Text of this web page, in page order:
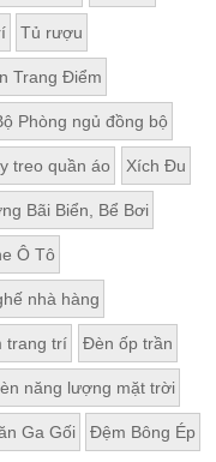
Tủ rượu
Trang Điểm
Phòng ngủ đồng bộ
treo quần áo Xích Đu
Bãi Biển, Bể Bơi
Ô Tô
nhà hàng
trang trí Đèn ốp trần
năng lượng mặt trời
Ga Gối Đệm Bông Ép